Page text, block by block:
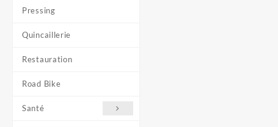
Pressing
Quincaillerie
Restauration
Road Bike
Santé